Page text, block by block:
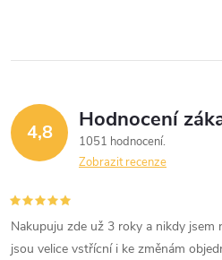
4,8 Hodnocení
1051 hodnocení
Zobrazit recenze
Nakupuju zde už 3 roky a nikdy jsem
jsou velice vstřícní i ke změnám